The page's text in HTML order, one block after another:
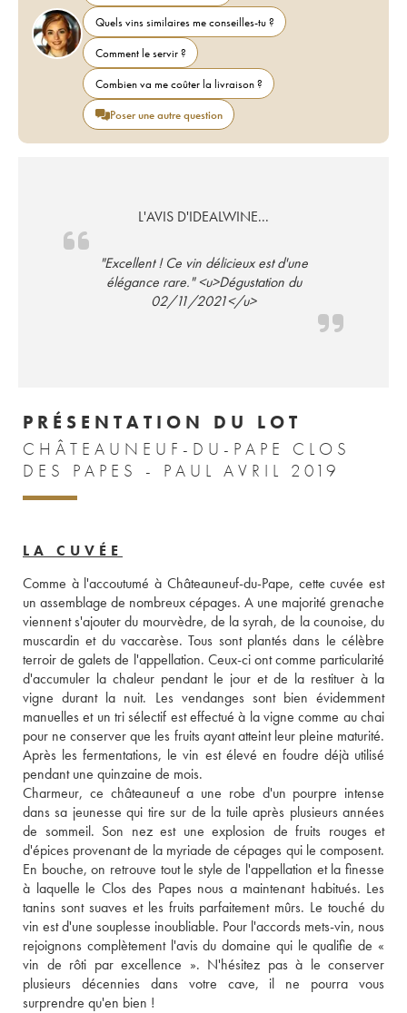
Quels vins similaires me conseilles-tu ?
Comment le servir ?
Combien va me coûter la livraison ?
Poser une autre question
L'AVIS D'IDEALWINE...
"Excellent ! Ce vin délicieux est d'une
élégance rare." <u>Dégustation du
02/11/2021</u>
PRÉSENTATION DU LOT
CHÂTEAUNEUF-DU-PAPE CLOS
DES PAPES - PAUL AVRIL 2019
LA CUVÉE
Comme à l'accoutumé à Châteauneuf-du-Pape, cette cuvée est
un assemblage de nombreux cépages. A une majorité grenache
viennent s'ajouter du mourvèdre, de la syrah, de la counoise, du
muscardin et du vaccarèse. Tous sont plantés dans le célèbre
terroir de galets de l'appellation. Ceux-ci ont comme particularité
d'accumuler la chaleur pendant le jour et de la restituer à la
vigne durant la nuit. Les vendanges sont bien évidemment
manuelles et un tri sélectif est effectué à la vigne comme au chai
pour ne conserver que les fruits ayant atteint leur pleine maturité.
Après les fermentations, le vin est élevé en foudre déjà utilisé
pendant une quinzaine de mois.
Charmeur, ce châteauneuf a une robe d'un pourpre intense
dans sa jeunesse qui tire sur de la tuile après plusieurs années
de sommeil. Son nez est une explosion de fruits rouges et
d'épices provenant de la myriade de cépages qui le composent.
En bouche, on retrouve tout le style de l'appellation et la finesse
à laquelle le Clos des Papes nous a maintenant habitués. Les
tanins sont suaves et les fruits parfaitement mûrs. Le touché du
vin est d'une souplesse inoubliable. Pour l'accords mets-vin, nous
rejoignons complètement l'avis du domaine qui le qualifie de «
vin de rôti par excellence ». N'hésitez pas à le conserver
plusieurs décennies dans votre cave, il ne pourra vous
surprendre qu'en bien !